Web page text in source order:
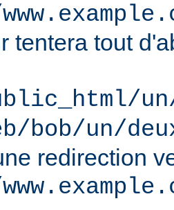
tentera tout
bob/un/
redirection